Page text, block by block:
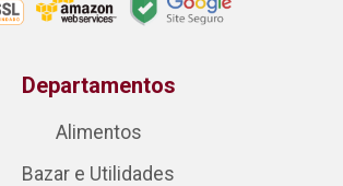
Departamentos
Alimentos
Bazar e Utilidades